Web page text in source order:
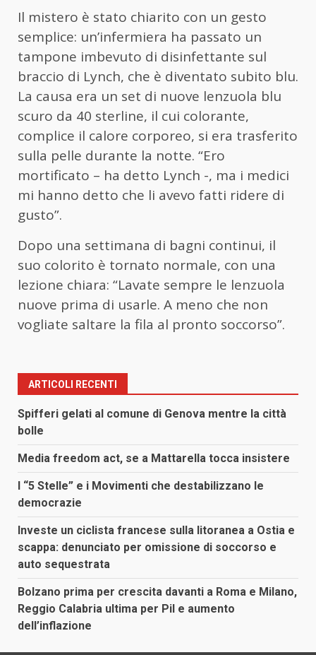
Il mistero è stato chiarito con un gesto
semplice: un’infermiera ha passato un
tampone imbevuto di disinfettante sul
braccio di Lynch, che è diventato subito blu.
La causa era un set di nuove lenzuola blu
scuro da 40 sterline, il cui colorante,
complice il calore corporeo, si era trasferito
sulla pelle durante la notte. “Ero
mortificato – ha detto Lynch -, ma i medici
mi hanno detto che li avevo fatti ridere di
gusto”.
Dopo una settimana di bagni continui, il
suo colorito è tornato normale, con una
lezione chiara: “Lavate sempre le lenzuola
nuove prima di usarle. A meno che non
vogliate saltare la fila al pronto soccorso”.
ARTICOLI RECENTI
Spifferi gelati al comune di Genova mentre la città
bolle
Media freedom act, se a Mattarella tocca insistere
I “5 Stelle” e i Movimenti che destabilizzano le
democrazie
Investe un ciclista francese sulla litoranea a Ostia e
scappa: denunciato per omissione di soccorso e
auto sequestrata
Bolzano prima per crescita davanti a Roma e Milano,
Reggio Calabria ultima per Pil e aumento
dell’inflazione